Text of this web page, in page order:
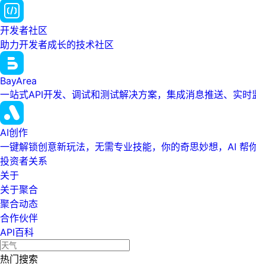
开发者社区
助力开发者成长的技术社区
BayArea
一站式API开发、调试和测试解决方案，集成消息推送、实
AI创作
一键解锁创意新玩法，无需专业技能，你的奇思妙想，AI 帮
投资者关系
关于
关于聚合
聚合动态
合作伙伴
API百科
热门搜索